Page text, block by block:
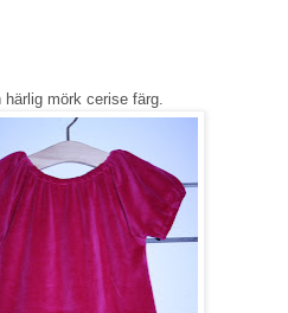
härlig mörk cerise färg.